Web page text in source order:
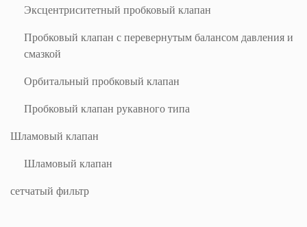
Эксцентриситетный пробковый клапан
Пробковый клапан с перевернутым балансом давления и
смазкой
Орбитальный пробковый клапан
Пробковый клапан рукавного типа
Шламовый клапан
Шламовый клапан
сетчатый фильтр